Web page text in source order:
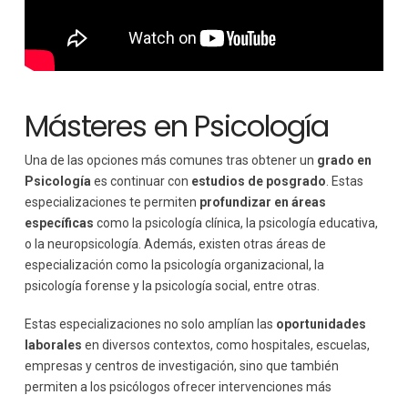
Másteres en Psicología
Una de las opciones más comunes tras obtener un grado en
Psicología es continuar con estudios de posgrado. Estas
especializaciones te permiten profundizar en áreas
específicas como la psicología clínica, la psicología educativa,
o la neuropsicología. Además, existen otras áreas de
especialización como la psicología organizacional, la
psicología forense y la psicología social, entre otras.
Estas especializaciones no solo amplían las oportunidades
laborales en diversos contextos, como hospitales, escuelas,
empresas y centros de investigación, sino que también
permiten a los psicólogos ofrecer intervenciones más